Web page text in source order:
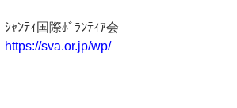
ｼｬﾝﾃｨ国際ﾎﾞﾗﾝﾃｨｱ会
https://sva.or.jp/wp/